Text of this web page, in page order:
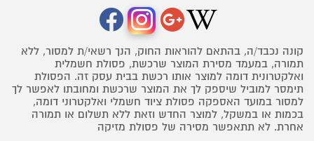
קונה נכבד/ה, בהתאם להוראות החוק, הנך רשאי/ת למסור, ללא
תמורה, במעמד מסירת המוצר שרכשת, פסולת חשמלית
ואלקטרונית דומה למוצר אותו רכשת בבית עסק זה. הפסולת
תימסר למוביל שיספק לך את המוצר שרכשת ומחובתו לאפשר לך
למסור במועד האספקה פסולת ציוד חשמלי ואלקטרוני דומה,
בכמות או במשקל, למוצר החדש וזאת ללא תשלום או תמורה
אחרת. לא תתאפשר מסירה של פסולת מזיקה